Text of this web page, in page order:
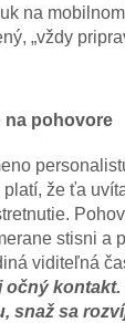
na
„vždy
na pohovore
že ťa
stisni a
viditeľná
snaž sa